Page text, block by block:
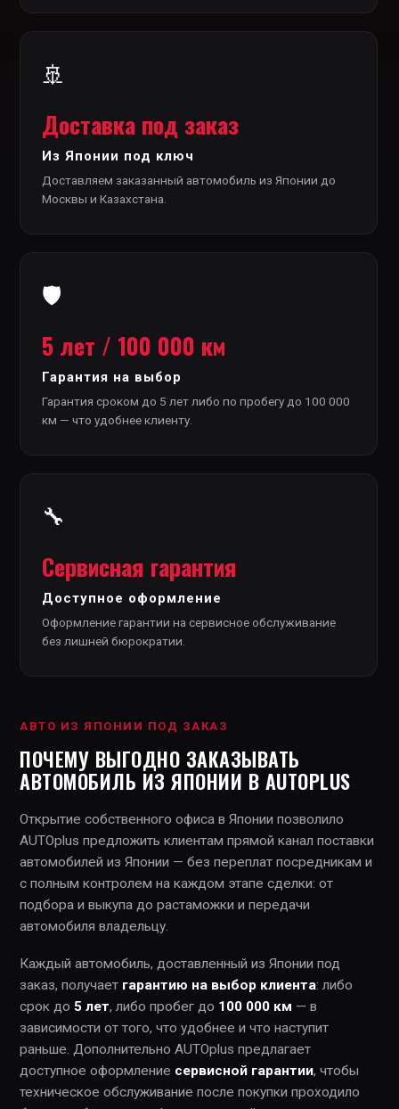
🚢
Доставка под заказ
Из Японии под ключ
Доставляем заказанный автомобиль из Японии до
Москвы и Казахстана.
🛡️
5 лет / 100 000 км
Гарантия на выбор
Гарантия сроком до 5 лет либо по пробегу до 100 000
км — что удобнее клиенту.
🔧
Сервисная гарантия
Доступное оформление
Оформление гарантии на сервисное обслуживание
без лишней бюрократии.
АВТО ИЗ ЯПОНИИ ПОД ЗАКАЗ
ПОЧЕМУ ВЫГОДНО ЗАКАЗЫВАТЬ
АВТОМОБИЛЬ ИЗ ЯПОНИИ В AUTOPLUS
Открытие собственного офиса в Японии позволило
AUTOplus предложить клиентам прямой канал поставки
автомобилей из Японии — без переплат посредникам и
с полным контролем на каждом этапе сделки: от
подбора и выкупа до растаможки и передачи
автомобиля владельцу.
Каждый автомобиль, доставленный из Японии под
заказ, получает гарантию на выбор клиента: либо
срок до 5 лет, либо пробег до 100 000 км — в
зависимости от того, что удобнее и что наступит
раньше. Дополнительно AUTOplus предлагает
доступное оформление сервисной гарантии, чтобы
техническое обслуживание после покупки проходило